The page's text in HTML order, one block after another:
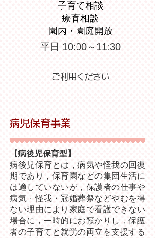
子育て相談
療育相談
​園内・園庭開放
平日 10:00～11:30
ご利用ください
病児保育事業
【病後児保育型】
病後児保育とは，病気や怪我の回復
期であり，保育園などの集団生活に
は適していないが，保護者の仕事や
病気・怪我・冠婚葬祭などやむを得
ない理由により家庭で看護できない
場合に，一時的にお預かりし，保護
者の子育てと就労の両立を支援する